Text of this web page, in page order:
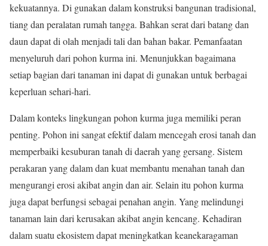
kekuatannya. Di gunakan dalam konstruksi bangunan tradisional,
tiang dan peralatan rumah tangga. Bahkan serat dari batang dan
daun dapat di olah menjadi tali dan bahan bakar. Pemanfaatan
menyeluruh dari pohon kurma ini. Menunjukkan bagaimana
setiap bagian dari tanaman ini dapat di gunakan untuk berbagai
keperluan sehari-hari.
Dalam konteks lingkungan pohon kurma juga memiliki peran
penting. Pohon ini sangat efektif dalam mencegah erosi tanah dan
memperbaiki kesuburan tanah di daerah yang gersang. Sistem
perakaran yang dalam dan kuat membantu menahan tanah dan
mengurangi erosi akibat angin dan air. Selain itu pohon kurma
juga dapat berfungsi sebagai penahan angin. Yang melindungi
tanaman lain dari kerusakan akibat angin kencang. Kehadiran
dalam suatu ekosistem dapat meningkatkan keanekaragaman